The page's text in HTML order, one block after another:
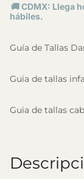
🚚 CDMX: Llega
hábiles.
Guía de Tallas
Guia de tallas
Guia de tallas